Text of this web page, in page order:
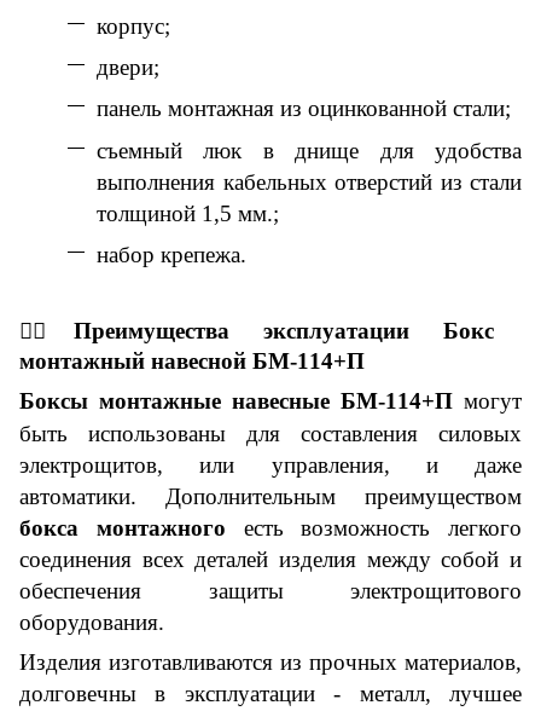
корпус;
двери;
панель монтажная из оцинкованной стали;
съемный люк в днище для удобства
выполнения кабельных отверстий из стали
толщиной 1,5 мм.;
набор крепежа.
👇🏼 Преимущества эксплуатации
Бокс
монтажный навесной БМ-114+П
Боксы монтажные навесные БМ-114+П могут
быть использованы для составления силовых
электрощитов,или управления, и даже
автоматики. Дополнительным преимуществом
бокса монтажного есть возможность легкого
соединения всех деталей изделия между собой и
обеспечения защиты электрощитового
оборудования.
Изделия изготавливаются из прочных материалов,
долговечны в эксплуатации - металл, лучшее